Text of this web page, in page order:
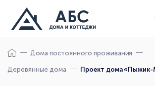
Дома постоянного проживания
Деревянные дома Проект дома «Пыжик-